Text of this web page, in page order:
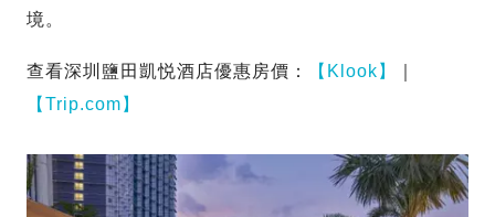
境。
查看深圳鹽田凱悦酒店優惠房價： 【Klook】
【Trip.com】